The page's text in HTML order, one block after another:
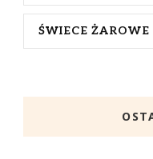
ŚWIECE ŻAROWE